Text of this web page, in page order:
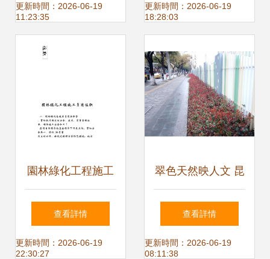
工驗收標準
更新時間：2026-06-19
11:23:35
城市的綠色基石
更新時間：2026-06-19
18:28:03
園林綠化工程施工
員崗位職責
查看詳情
更新時間：2026-06-19
22:30:27
翠色天然映人文 昆
山石林綠化有限責
任公司與2017全國
查看詳情
更新時間：2026-06-19
08:11:38